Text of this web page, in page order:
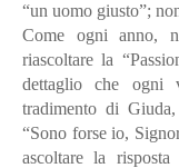
“un uomo giusto”;
Come ogni anno,
riascoltare la
dettaglio che ogni
tradimento di
“Sono forse io,
ascoltare la